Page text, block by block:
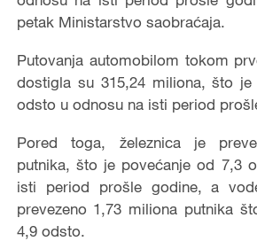
petak Ministarstvo saobraćaja.
Putovanja automobilom tokom
dostigla su 315,24 miliona, što
odsto u odnosu na isti period
Pored toga, železnica je
putnika, što je povećanje od 7,3
isti period prošle godine, a
prevezeno 1,73 miliona putnika
4,9 odsto.